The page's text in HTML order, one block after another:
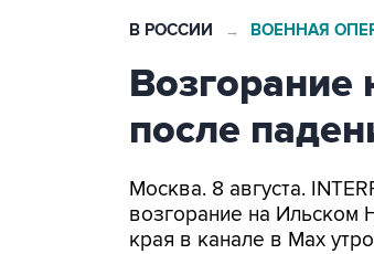
В РОССИИ → ВОЕННАЯ
после
Москва. 8 августа.
возгорание на Ильском
края в канале в Max